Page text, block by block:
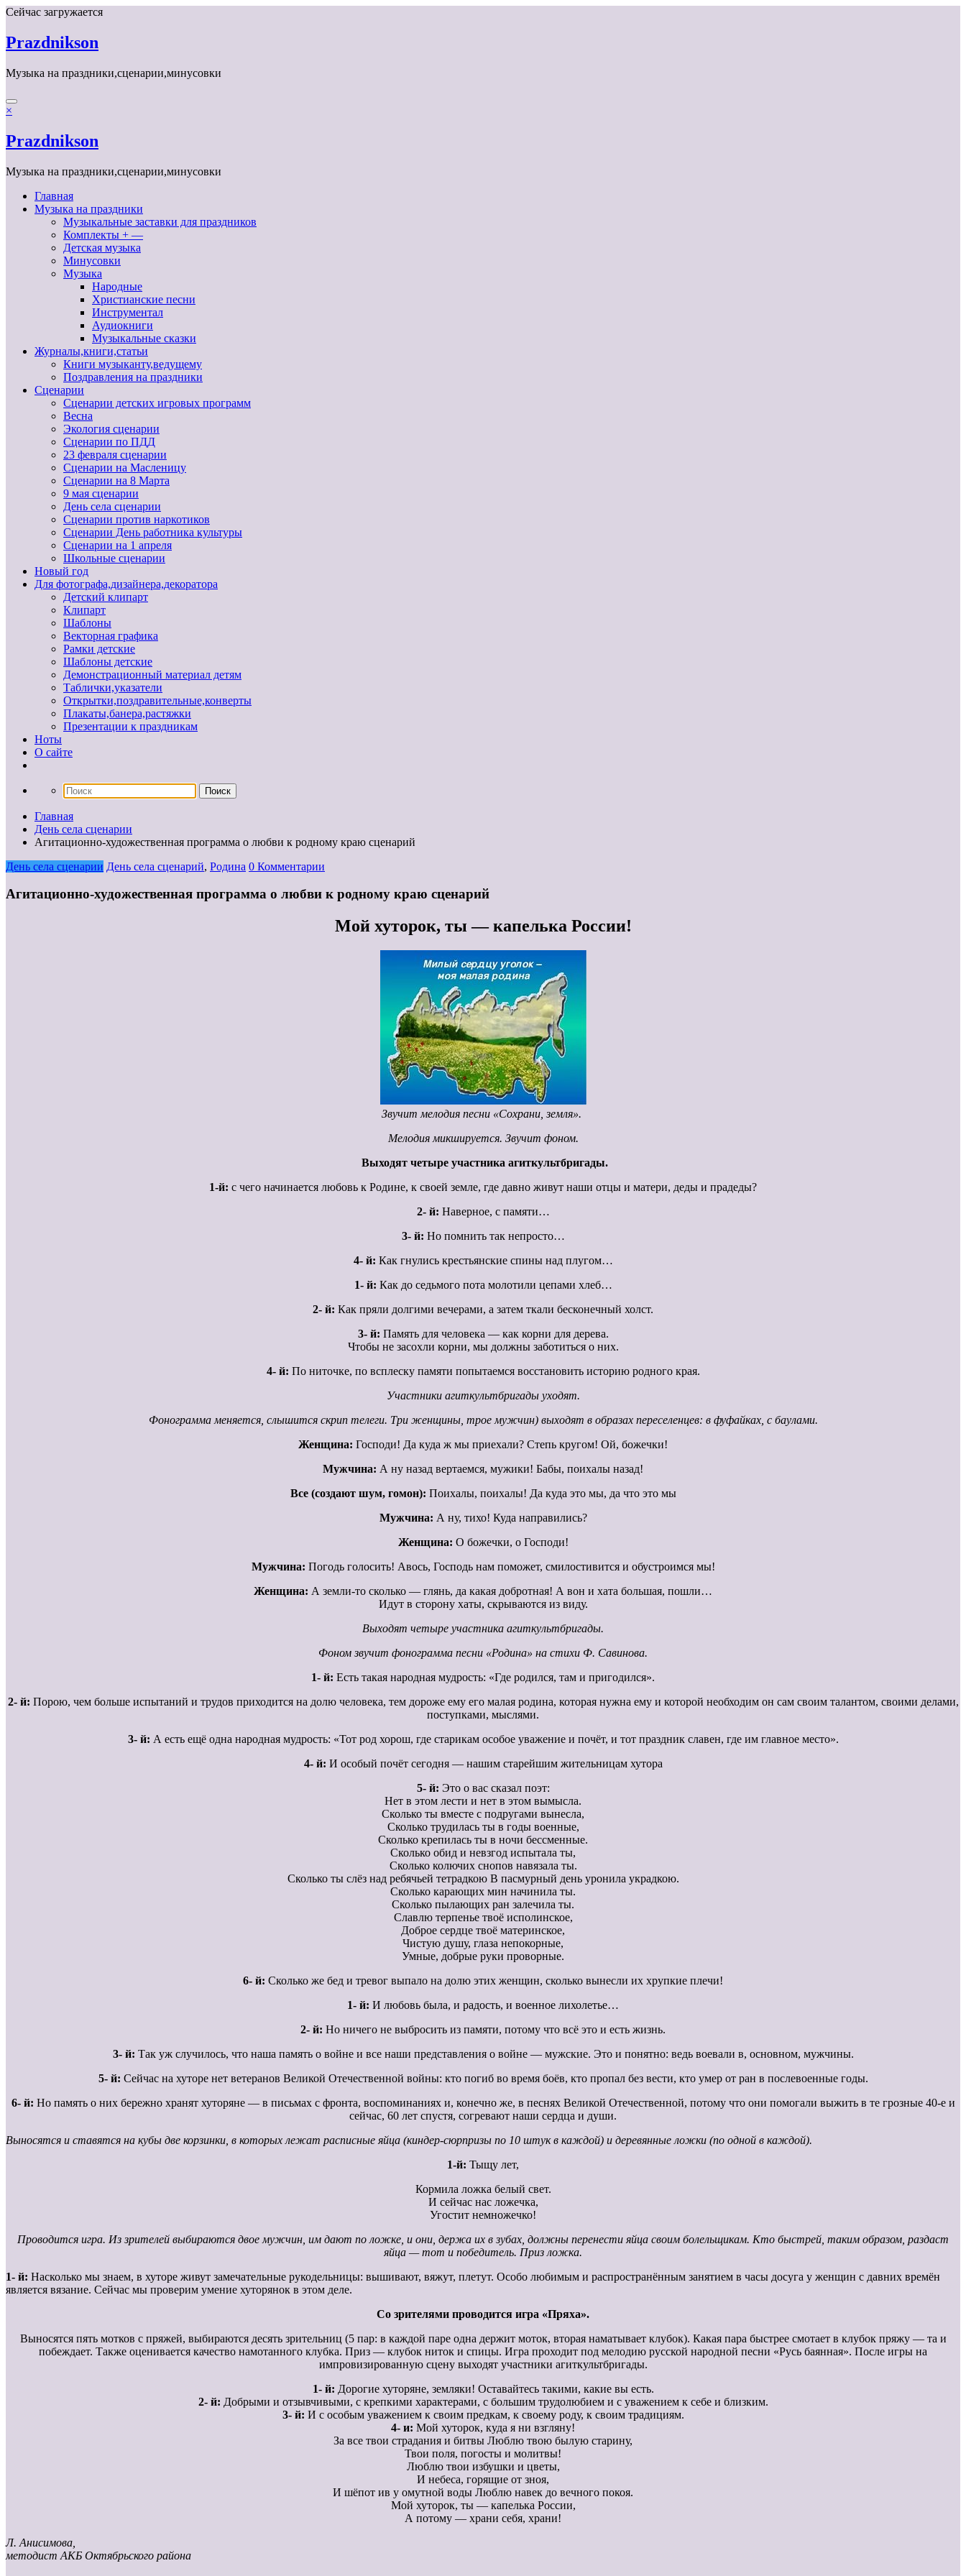
Перейти
содержимому
Сейчас загружается
Prazdnikson
Музыка на праздники,сценарии,минусовки
×
Prazdnikson
Музыка на праздники,сценарии,минусовки
Главная
Музыка на праздники
Музыкальные заставки для праздников
Комплекты + —
Детская музыка
Минусовки
Музыка
Народные
Христианские песни
Инструментал
Аудиокниги
Музыкальные сказки
Журналы,книги,статьи
Книги музыканту,ведущему
Поздравления на праздники
Сценарии
Сценарии детских игровых программ
Весна
Экология сценарии
Сценарии по ПДД
23 февраля сценарии
Сценарии на Масленицу
Сценарии на 8 Марта
9 мая сценарии
День села сценарии
Сценарии против наркотиков
Сценарии День работника культуры
Сценарии на 1 апреля
Школьные сценарии
Новый год
Для фотографа,дизайнера,декоратора
Детский клипарт
Клипарт
Шаблоны
Векторная графика
Рамки детские
Шаблоны детские
Демонстрационный материал детям
Таблички,указатели
Открытки,поздравительные,конверты
Плакаты,банера,растяжки
Презентации к праздникам
Ноты
О сайте
Главная
День села сценарии
Агитационно-художественная программа о любви к родному краю сценарий
День села сценарии День села сценарий, Родина 0 Комментарии
Агитационно-художественная программа о любви к родному краю сценарий
Мой хуторок, ты — капелька России!
Звучит мелодия песни «Сохрани, земля».
Мелодия микшируется. Звучит фоном.
Выходят четыре участника агиткультбригады.
1-й: с чего начинается любовь к Родине, к своей земле, где давно живут наши отцы и матери, деды и прадеды?
2- й: Наверное, с памяти…
3- й: Но помнить так непросто…
4- й: Как гнулись крестьянские спины над плугом…
1- й: Как до седьмого пота молотили цепами хлеб…
2- й: Как пряли долгими вечерами, а затем ткали бесконечный холст.
3- й: Память для человека — как корни для дерева.
Чтобы не засохли корни, мы должны заботиться о них.
4- й: По ниточке, по всплеску памяти попытаемся восстановить историю родного края.
Участники агиткультбригады уходят.
Фонограмма меняется, слышится скрип телеги. Три женщины, трое мужчин) выходят в образах переселенцев: в фуфайках, с баулами.
Женщина: Господи! Да куда ж мы приехали? Степь кругом! Ой, божечки!
Мужчина: А ну назад вертаемся, мужики! Бабы, поихалы назад!
Все (создают шум, гомон): Поихалы, поихалы! Да куда это мы, да что это мы
Мужчина: А ну, тихо! Куда направились?
Женщина: О божечки, о Господи!
Мужчина: Погодь голосить! Авось, Господь нам поможет, смилостивится и обустроимся мы!
Женщина: А земли-то сколько — глянь, да какая добротная! А вон и хата большая, пошли…
Идут в сторону хаты, скрываются из виду.
Выходят четыре участника агиткультбригады.
Фоном звучит фонограмма песни «Родина» на стихи Ф. Савинова.
1- й: Есть такая народная мудрость: «Где родился, там и пригодился».
2- й: Порою, чем больше испытаний и трудов приходится на долю человека, тем дороже ему его малая родина, которая нужна ему и которой необходим он сам своим талантом, своими делами,
поступками, мыслями.
3- й: А есть ещё одна народная мудрость: «Тот род хорош, где старикам особое уважение и почёт, и тот праздник славен, где им главное место».
4- й: И особый почёт сегодня — нашим старейшим жительницам хутора
5- й: Это о вас сказал поэт:
Нет в этом лести и нет в этом вымысла.
Сколько ты вместе с подругами вынесла,
Сколько трудилась ты в годы военные,
Сколько крепилась ты в ночи бессменные.
Сколько обид и невзгод испытала ты,
Сколько колючих снопов навязала ты.
Сколько ты слёз над ребячьей тетрадкою В пасмурный день уронила украдкою.
Сколько карающих мин начинила ты.
Сколько пылающих ран залечила ты.
Славлю терпенье твоё исполинское,
Доброе сердце твоё материнское,
Чистую душу, глаза непокорные,
Умные, добрые руки проворные.
6- й: Сколько же бед и тревог выпало на долю этих женщин, сколько вынесли их хрупкие плечи!
1- й: И любовь была, и радость, и военное лихолетье…
2- й: Но ничего не выбросить из памяти, потому что всё это и есть жизнь.
3- й: Так уж случилось, что наша память о войне и все наши представления о войне — мужские. Это и понятно: ведь воевали в, основном, мужчины.
5- й: Сейчас на хуторе нет ветеранов Великой Отечественной войны: кто погиб во время боёв, кто пропал без вести, кто умер от ран в послевоенные годы.
6- й: Но память о них бережно хранят хуторяне — в письмах с фронта, воспоминаниях и, конечно же, в песнях Великой Отечественной, потому что они помогали выжить в те грозные 40-е и
сейчас, 60 лет спустя, согревают наши сердца и души.
Выносятся и ставятся на кубы две корзинки, в которых лежат расписные яйца (киндер-сюрпризы по 10 штук в каждой) и деревянные ложки (по одной в каждой).
1-й: Тыщу лет,
Кормила ложка белый свет.
И сейчас нас ложечка,
Угостит немножечко!
Проводится игра. Из зрителей выбираются двое мужчин, им дают по ложке, и они, держа их в зубах, должны перенести яйца своим болельщикам. Кто быстрей, таким образом, раздаст
яйца — тот и победитель. Приз ложка.
1- й: Насколько мы знаем, в хуторе живут замечательные рукодельницы: вышивают, вяжут, плетут. Особо любимым и распространённым занятием в часы досуга у женщин с давних времён
является вязание. Сейчас мы проверим умение хуторянок в этом деле.
Со зрителями проводится игра «Пряха».
Выносятся пять мотков с пряжей, выбираются десять зрительниц (5 пар: в каждой паре одна держит моток, вторая наматывает клубок). Какая пара быстрее смотает в клубок пряжу — та и
побеждает. Также оценивается качество намотанного клубка. Приз — клубок ниток и спицы. Игра проходит под мелодию русской народной песни «Русь баянная». После игры на
импровизированную сцену выходят участники агиткультбригады.
1- й: Дорогие хуторяне, земляки! Оставайтесь такими, какие вы есть.
2- й: Добрыми и отзывчивыми, с крепкими характерами, с большим трудолюбием и с уважением к себе и близким.
3- й: И с особым уважением к своим предкам, к своему роду, к своим традициям.
4- и: Мой хуторок, куда я ни взгляну!
За все твои страдания и битвы Люблю твою былую старину,
Твои поля, погосты и молитвы!
Люблю твои избушки и цветы,
И небеса, горящие от зноя,
И шёпот ив у омутной воды Люблю навек до вечного покоя.
Мой хуторок, ты — капелька России,
А потому — храни себя, храни!
Л. Анисимова,
методист АКБ Октябрьского района